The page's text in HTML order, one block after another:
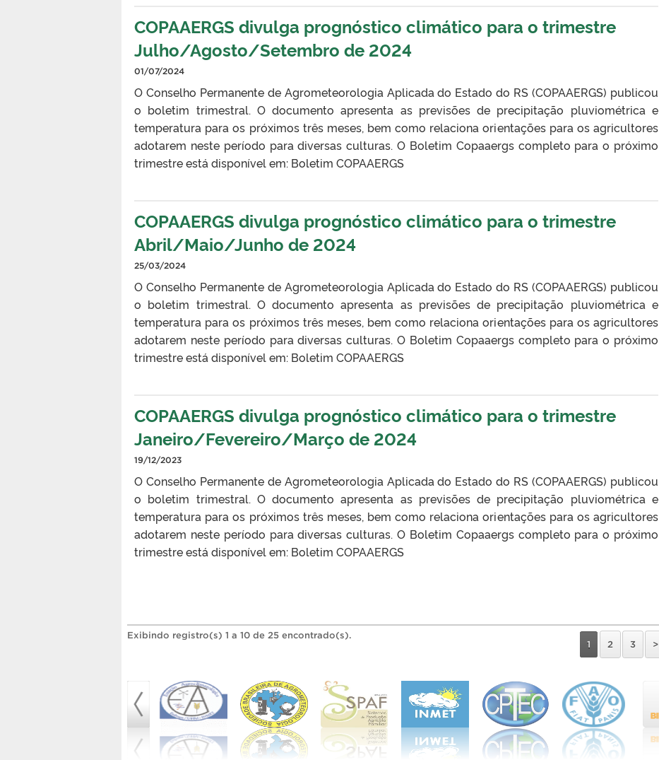
COPAAERGS divulga prognóstico climático para o trimestre
Julho/Agosto/Setembro de 2024
01/07/2024
O Conselho Permanente de Agrometeorologia Aplicada do Estado do RS (COPAAERGS) publicou
o boletim trimestral. O documento apresenta as previsões de precipitação pluviométrica e
temperatura para os próximos três meses, bem como relaciona orientações para os agricultores
adotarem neste período para diversas culturas. O Boletim Copaaergs completo para o próximo
trimestre está disponível em: Boletim COPAAERGS
COPAAERGS divulga prognóstico climático para o trimestre
Abril/Maio/Junho de 2024
25/03/2024
O Conselho Permanente de Agrometeorologia Aplicada do Estado do RS (COPAAERGS) publicou
o boletim trimestral. O documento apresenta as previsões de precipitação pluviométrica e
temperatura para os próximos três meses, bem como relaciona orientações para os agricultores
adotarem neste período para diversas culturas. O Boletim Copaaergs completo para o próximo
trimestre está disponível em: Boletim COPAAERGS
COPAAERGS divulga prognóstico climático para o trimestre
Janeiro/Fevereiro/Março de 2024
19/12/2023
O Conselho Permanente de Agrometeorologia Aplicada do Estado do RS (COPAAERGS) publicou
o boletim trimestral. O documento apresenta as previsões de precipitação pluviométrica e
temperatura para os próximos três meses, bem como relaciona orientações para os agricultores
adotarem neste período para diversas culturas. O Boletim Copaaergs completo para o próximo
trimestre está disponível em: Boletim COPAAERGS
Exibindo registro(s) 1 a 10 de 25 encontrado(s).
1
2 3 >